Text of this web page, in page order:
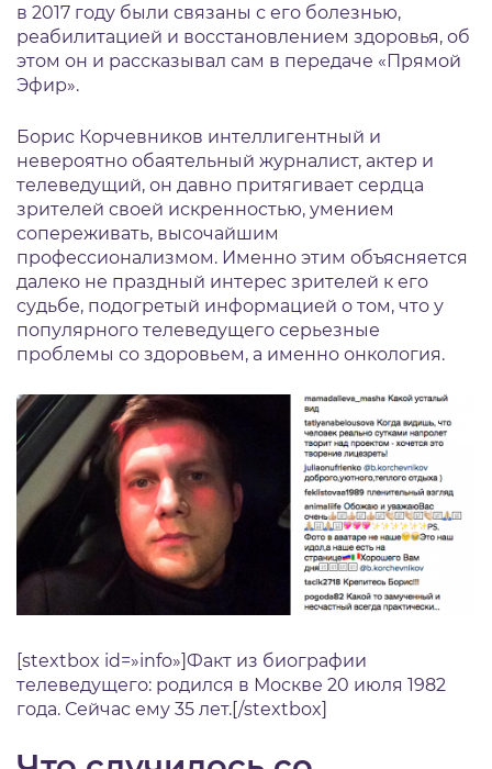
в 2017 году были связаны с его болезнью,
реабилитацией и восстановлением здоровья, об
этом он и рассказывал сам в передаче «Прямой
Эфир».
Борис Корчевников интеллигентный и
невероятно обаятельный журналист, актер и
телеведущий, он давно притягивает сердца
зрителей своей искренностью, умением
сопереживать, высочайшим
профессионализмом. Именно этим объясняется
далеко не праздный интерес зрителей к его
судьбе, подогретый информацией о том, что у
популярного телеведущего серьезные
проблемы со здоровьем, а именно онкология.
[stextbox id=»info»]Факт из биографии
телеведущего: родился в Москве 20 июля 1982
года. Сейчас ему 35 лет.[/stextbox]